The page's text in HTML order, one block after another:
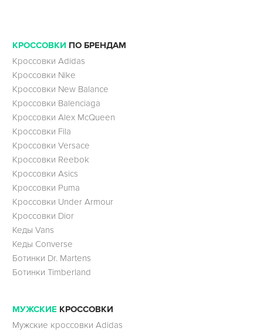
КРОССОВКИ ПО БРЕНДАМ
Кроссовки Adidas
Кроссовки Nike
Кроссовки New Balance
Кроссовки Balenciaga
Кроссовки Alex McQueen
Кроссовки Fila
Кроссовки Versace
Кроссовки Reebok
Кроссовки Asics
Кроссовки Puma
Кроссовки Under Armour
Кроссовки Dior
Кеды Vans
Кеды Converse
Ботинки Dr. Martens
Ботинки Timberland
МУЖСКИЕ КРОССОВКИ
Мужские кроссовки Adidas